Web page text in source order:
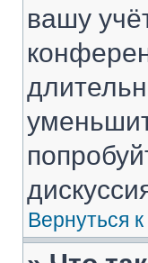
вашу
Вернуться